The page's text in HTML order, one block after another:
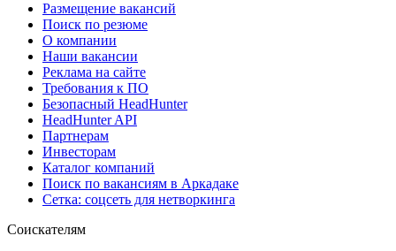
Размещение вакансий
Поиск по резюме
О компании
Наши вакансии
Реклама на сайте
Требования к ПО
Безопасный HeadHunter
HeadHunter API
Партнерам
Инвесторам
Каталог компаний
Поиск по вакансиям в Аркадаке
Сетка: соцсеть для нетворкинга
Соискателям